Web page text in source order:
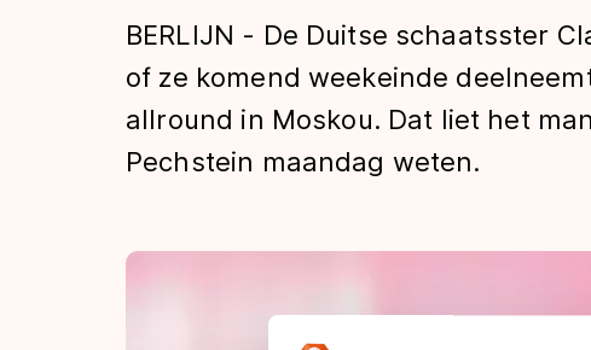
Tijden & historie
De weg op
Olympische
BERLIJN - De Duitse schaatsster
of ze komend weekeinde
allround in Moskou. Dat liet het
Pechstein maandag weten.